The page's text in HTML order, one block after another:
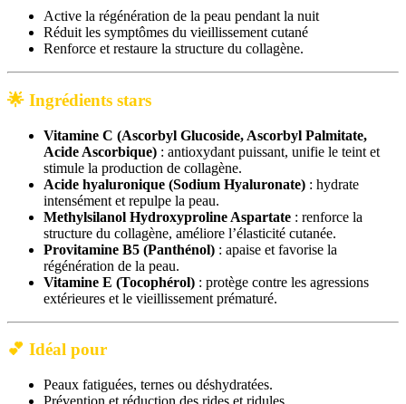
Active la régénération de la peau pendant la nuit
Réduit les symptômes du vieillissement cutané
Renforce et restaure la structure du collagène.
🌟 Ingrédients stars
Vitamine C (Ascorbyl Glucoside, Ascorbyl Palmitate,
Acide Ascorbique) : antioxydant puissant, unifie le teint et
stimule la production de collagène.
Acide hyaluronique (Sodium Hyaluronate) : hydrate
intensément et repulpe la peau.
Methylsilanol Hydroxyproline Aspartate : renforce la
structure du collagène, améliore l’élasticité cutanée.
Provitamine B5 (Panthénol) : apaise et favorise la
régénération de la peau.
Vitamine E (Tocophérol) : protège contre les agressions
extérieures et le vieillissement prématuré.
💕 Idéal pour
Peaux fatiguées, ternes ou déshydratées.